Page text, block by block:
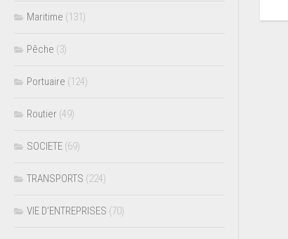
Maritime (131)
Pêche (3)
Portuaire (124)
Routier (49)
SOCIETE (69)
TRANSPORTS (224)
VIE D’ENTREPRISES (70)